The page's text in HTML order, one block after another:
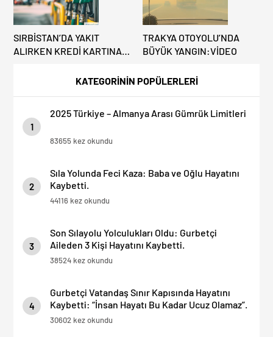
KATEGORİNİN POPÜLERLERİ
1
2025 Türkiye – Almanya Arası Gümrük Limitleri
83655 kez okundu
2
Sıla Yolunda Feci Kaza: Baba ve Oğlu Hayatını
Kaybetti.
44116 kez okundu
3
Son Sılayolu Yolculukları Oldu: Gurbetçi
Aileden 3 Kişi Hayatını Kaybetti.
38524 kez okundu
4
Gurbetçi Vatandaş Sınır Kapısında Hayatını
Kaybetti: “İnsan Hayatı Bu Kadar Ucuz Olamaz”.
30602 kez okundu
SIRBİSTAN’DA YAKIT
ALIRKEN KREDİ KARTINA
TRAKYA OTOYOLU’NDA
BÜYÜK YANGIN:VİDEO